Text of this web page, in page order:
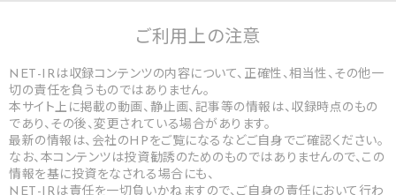
ご利用上の注意
NET-IRは収録コンテンツの内容について、正確性、相当性、その他一
切の責任を負うものではありません。
本サイト上に掲載の動画、静止画、記事等の情報は、収録時点のもの
であり、その後、変更されている場合があります。
最新の情報は、会社のHPをご覧になるなどご自身でご確認ください。
なお、本コンテンツは投資勧誘のためのものではありませんので、この
情報を基に投資をなされる場合にも、
NET-IRは責任を一切負いかねますので、ご自身の責任において行わ